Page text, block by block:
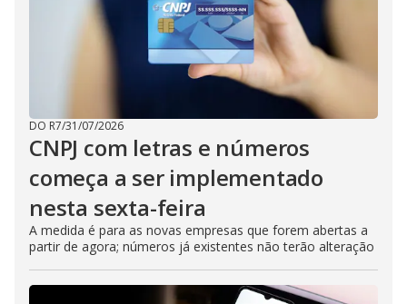
DO R7/31/07/2026
CNPJ com letras e números
começa a ser implementado
nesta sexta-feira
A medida é para as novas empresas que forem abertas a
partir de agora; números já existentes não terão alteração